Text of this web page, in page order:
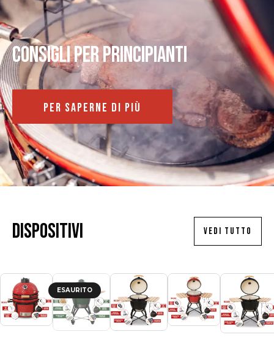
Consigli per principianti
PER SAPERNE DI PIÙ
Dispositivi VEDI TUTTO
ESAURITO